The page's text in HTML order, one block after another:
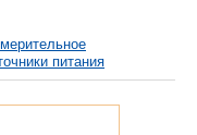
питания